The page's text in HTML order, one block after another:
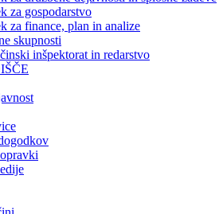
za gospodarstvo
za finance, plan in analize
skupnosti
inšpektorat in redarstvo